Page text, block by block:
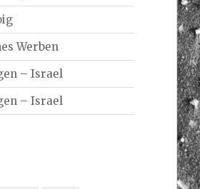
Werben
– Israel
– Israel